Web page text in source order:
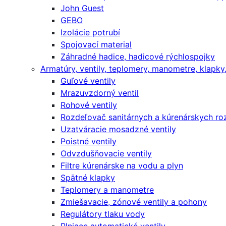
John Guest
GEBO
Izolácie potrubí
Spojovací material
Záhradné hadice, hadicové rýchlospojky
Armatúry, ventily, teplomery, manometre,
Guľové ventily
Mrazuvzdorný ventil
Rohové ventily
Rozdeľovač sanitárnych a kúrenárskych
Uzatváracie mosadzné ventily
Poistné ventily
Odvzdušňovacie ventily
Filtre kúrenárske na vodu a plyn
Spätné klapky
Teplomery a manometre
Zmiešavacie, zónové ventily a pohony
Regulátory tlaku vody